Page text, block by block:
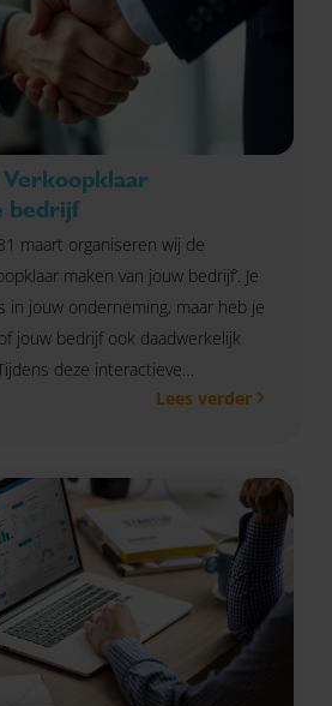
bedrijf
maart organiseren wij de
maken van jouw bedrijf’. Je
in jouw onderneming, maar heb je
jouw bedrijf ook daadwerkelijk
deze interactieve
je hoe potentiële kopers naar
Wil jij weten hoe verkoopklaar
Meld je dan direct aan.
Lees verder